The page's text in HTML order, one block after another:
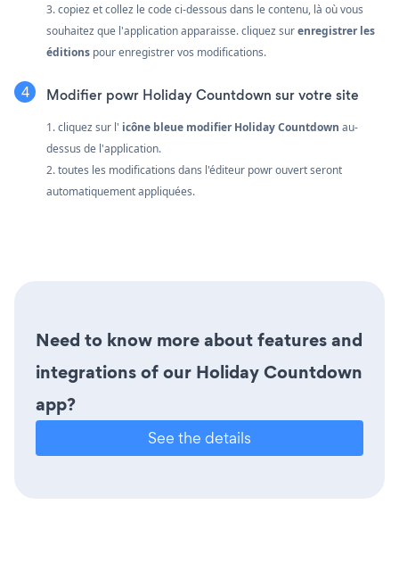
3. copiez et collez le code ci-dessous dans le contenu, là où vous
souhaitez que l'application apparaisse. cliquez surenregistrer les
éditions pour enregistrer vos modifications.
Modifier powr Holiday Countdown sur votre site
1. cliquez sur l' icône bleue modifier Holiday Countdown au-
dessus de l'application.
2. toutes les modifications dans l'éditeur powr ouvert seront
automatiquement appliquées.
Need to know more about features and
integrations of our Holiday Countdown
app?
See the details